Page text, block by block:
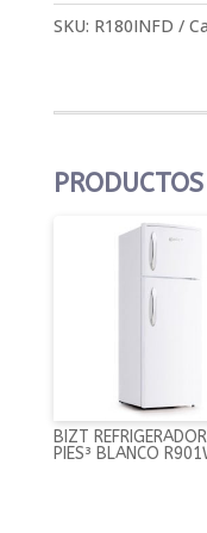
SKU: R180INFD
BIZT
PIES³ BLANCO